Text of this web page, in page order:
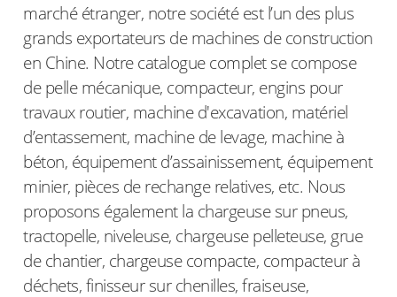
marché étranger, notre société est l’un des plus
grands exportateurs de machines de construction
en Chine. Notre catalogue complet se compose
de pelle mécanique, compacteur, engins pour
travaux routier, machine d'excavation, matériel
d’entassement, machine de levage, machine à
béton, équipement d’assainissement, équipement
minier, pièces de rechange relatives, etc. Nous
proposons également la chargeuse sur pneus,
tractopelle, niveleuse, chargeuse pelleteuse, grue
de chantier, chargeuse compacte, compacteur à
déchets, finisseur sur chenilles, fraiseuse,